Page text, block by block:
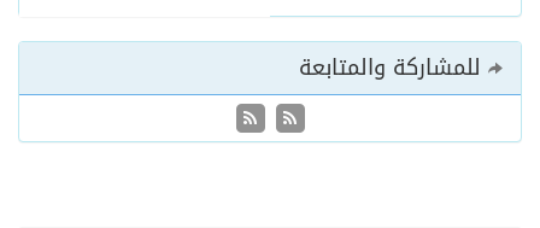
للمشاركة والمتابعة